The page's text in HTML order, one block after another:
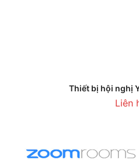
Thiết bị hội nghị
Liên